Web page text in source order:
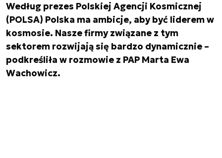
Według prezes Polskiej Agencji Kosmicznej
(POLSA) Polska ma ambicje, aby być liderem w
kosmosie. Nasze firmy związane z tym
sektorem rozwijają się bardzo dynamicznie –
podkreśliła w rozmowie z PAP Marta Ewa
Wachowicz.